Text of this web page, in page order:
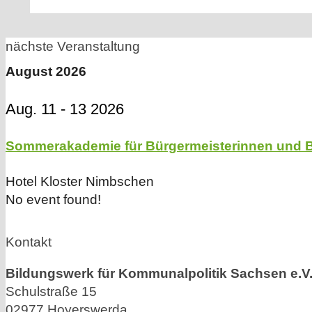
nächste Veranstaltung
August 2026
Aug. 11 - 13 2026
Sommerakademie für Bürgermeisterinnen und
Hotel Kloster Nimbschen
No event found!
Kontakt
Bildungswerk für Kommunalpolitik Sachsen e.V.
Schulstraße 15